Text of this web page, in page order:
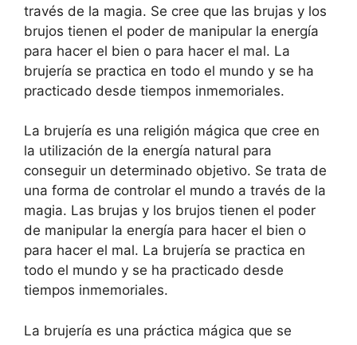
través de la magia. Se cree que las brujas y los
brujos tienen el poder de manipular la energía
para hacer el bien o para hacer el mal. La
brujería se practica en todo el mundo y se ha
practicado desde tiempos inmemoriales.
La brujería es una religión mágica que cree en
la utilización de la energía natural para
conseguir un determinado objetivo. Se trata de
una forma de controlar el mundo a través de la
magia. Las brujas y los brujos tienen el poder
de manipular la energía para hacer el bien o
para hacer el mal. La brujería se practica en
todo el mundo y se ha practicado desde
tiempos inmemoriales.
La brujería es una práctica mágica que se